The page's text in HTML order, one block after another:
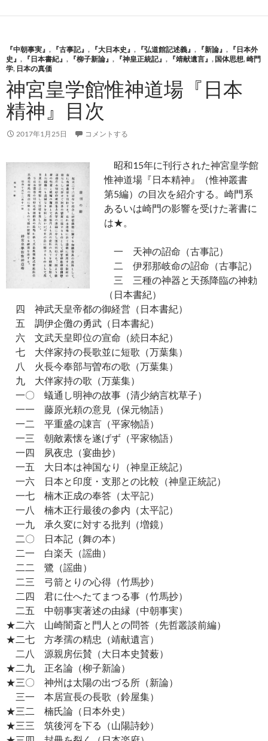
『中朝事実』 , 『古事記』 , 『大日本史』 , 『弘道館記述義』 , 『新論』 , 『日本外
史』 , 『日本書紀』 , 『柳子新論』 , 『神皇正統記』 , 『靖献遺言』 , 国体思想,崎門
学, 日本の真価
神宮皇学館惟神道場『日本
精神』目次
2017年1月25日 コメントする
昭和15年に刊行された神宮皇学館
惟神道場『日本精神』（惟神叢書
第5編）の目次を紹介する。崎門系
あるいは崎門の影響を受けた著書に
は★。
一 天神の詔命（古事記）
二 伊邪那岐命の詔命（古事記）
三 三種の神器と天孫降臨の神勅
（日本書紀）
四 神武天皇帝都の御経営（日本書紀）
五 調伊企儺の勇武（日本書紀）
六 文武天皇即位の宣命（続日本紀）
七 大伴家持の長歌並に短歌（万葉集）
八 火長今奉部与曽布の歌（万葉集）
九 大伴家持の歌（万葉集）
一〇 蟻通し明神の故事（清少納言枕草子）
一一 藤原光頼の意見（保元物語）
一二 平重盛の諌言（平家物語）
一三 朝敵素懐を遂げず（平家物語）
一四 夙夜忠（宴曲抄）
一五 大日本は神国なり（神皇正統記）
一六 日本と印度・支那との比較（神皇正統記）
一七 楠木正成の奉答（太平記）
一八 楠木正行最後の参内（太平記）
一九 承久変に対する批判（増鏡）
二〇 日本記（舞の本）
二一 白楽天（謡曲）
二二 鷺（謡曲）
二三 弓箭とりの心得（竹馬抄）
二四 君に仕へたてまつる事（竹馬抄）
二五 中朝事実著述の由縁（中朝事実）
★二六 山崎闇斎と門人との問答（先哲叢談前編）
★二七 方孝孺の精忠（靖献遺言）
二八 源親房伝賛（大日本史賛薮）
★二九 正名論（柳子新論）
★三〇 神州は太陽の出づる所（新論）
三一 本居宣長の長歌（鈴屋集）
★三二 楠氏論（日本外史）
★三三 筑後河を下る（山陽詩鈔）